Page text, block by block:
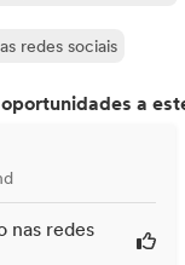
redes sociais
a
nas redes